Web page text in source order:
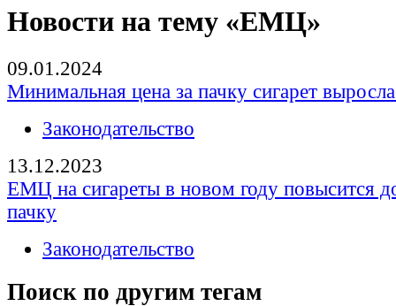
Новости на тему «ЕМЦ»
09.01.2024
Минимальная цена за пачку сигарет
Законодательство
13.12.2023
ЕМЦ на сигареты в новом году повысится
пачку
Законодательство
Поиск по другим тегам